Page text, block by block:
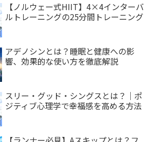
【ノルウェー式HIIT】4×4インターバ
ルトレーニングの25分間トレーニング
アデノシンとは？睡眠と健康への影
響、効果的な使い方を徹底解説
スリー・グッド・シングスとは？｜ポ
ジティブ心理学で幸福感を高める方法